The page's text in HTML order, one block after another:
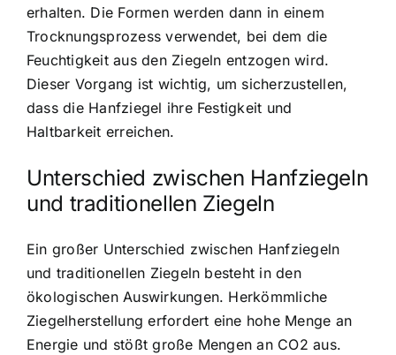
erhalten. Die Formen werden dann in einem
Trocknungsprozess verwendet, bei dem die
Feuchtigkeit aus den Ziegeln entzogen wird.
Dieser Vorgang ist wichtig, um sicherzustellen,
dass die Hanfziegel ihre Festigkeit und
Haltbarkeit erreichen.
Unterschied zwischen Hanfziegeln
und traditionellen Ziegeln
Ein großer Unterschied zwischen Hanfziegeln
und traditionellen Ziegeln besteht in den
ökologischen Auswirkungen. Herkömmliche
Ziegelherstellung erfordert eine hohe Menge an
Energie und stößt große Mengen an CO2 aus.